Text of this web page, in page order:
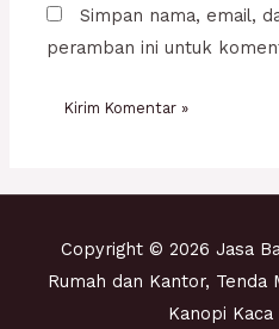
Simpan nama, email,
peramban ini untuk
Copyright © 2026 Jasa
Rumah dan Kantor, Tenda
Kanopi